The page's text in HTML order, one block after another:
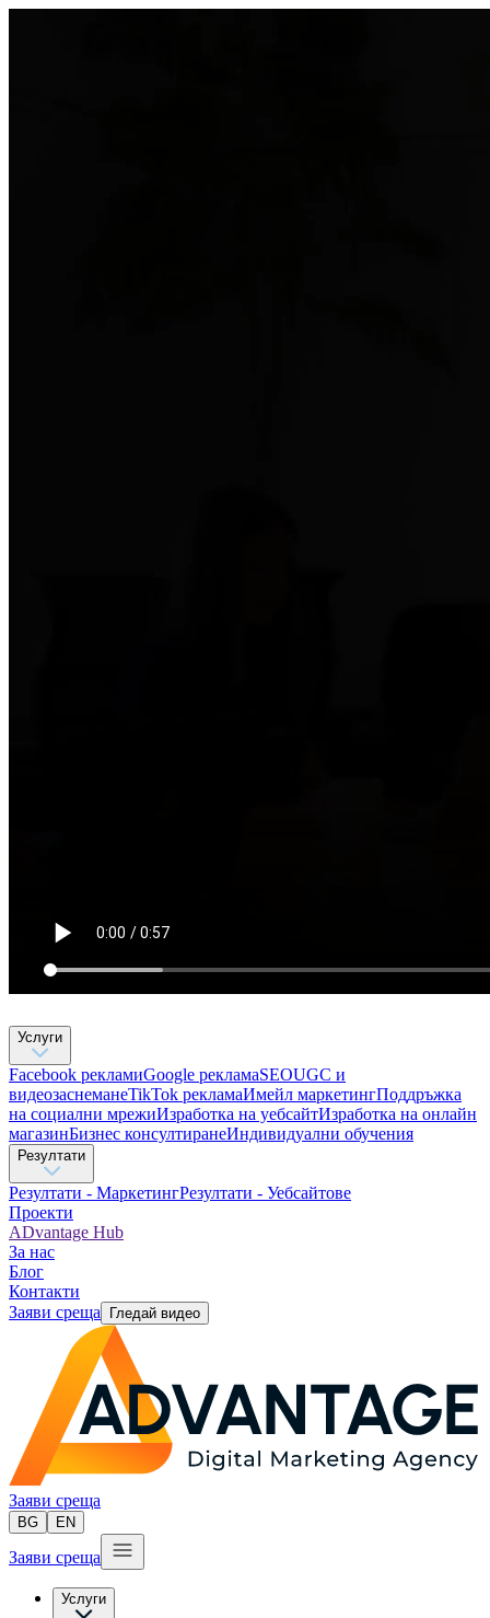
Услуги
Facebook рекламиGoogle рекламаSEOUGC и
видеозаснеманеTikTok рекламaИмейл маркетингПоддръжка
на социални мрежиИзработка на уебсайтИзработка на онлайн
магазинБизнес консултиране​Индивидуални обучения
Резултати
Резултати - МаркетингРезултати - Уебсайтове
Проекти
ADvantage Hub
За нас
Блог
Контакти
Заяви среща
Гледай видео
Заяви среща
BG EN
Заяви среща
Услуги